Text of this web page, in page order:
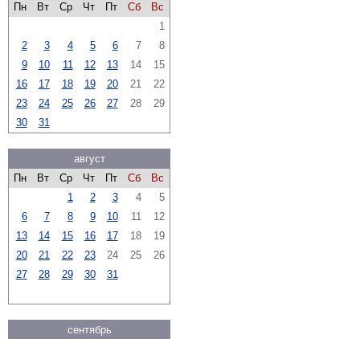
Пн
Вт Ср Чт Пт Сб
Вс
1
2
3 4 5 6 7
8
9
10 11 12 13 14
15
16
17 18 19 20 21
22
23
24 25 26 27 28
29
30
31
август
Пн
Вт Ср Чт Пт Сб
Вс
1
2 3 4
5
6
7 8 9 10 11
12
13
14 15 16 17 18
19
20
21 22 23 24 25
26
27
28 29 30 31
сентябрь